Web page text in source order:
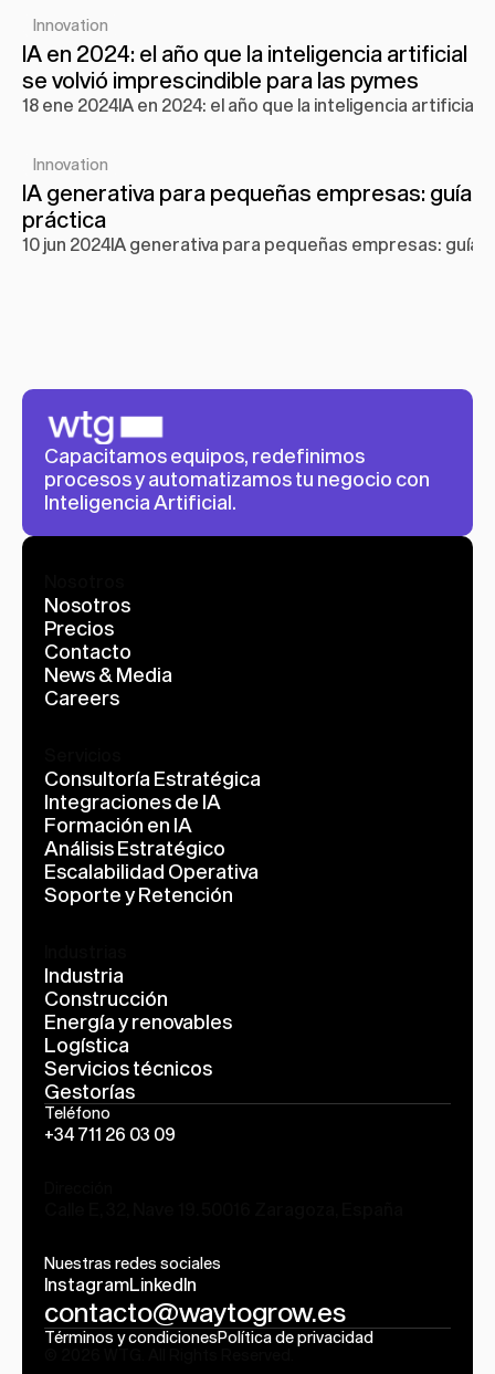
Innovation
IA en 2024: el año que la inteligencia artificial
se volvió imprescindible para las pymes
18 ene 2024IA en 2024: el año que la inteligencia artificial
Innovation
IA generativa para pequeñas empresas: guía
práctica
10 jun 2024IA generativa para pequeñas empresas: guía
Capacitamos equipos, redefinimos
procesos y automatizamos tu negocio con
Inteligencia Artificial.
Nosotros
Precios
Contacto
News & Media
Careers
Consultoría Estratégica
Integraciones de IA
Formación en IA
Análisis Estratégico
Escalabilidad Operativa
Soporte y Retención
Industria
Construcción
Energía y renovables
Logística
Servicios técnicos
Gestorías
contacto@waytogrow.es
Teléfono
+34 711 26 03 09
Nuestras redes sociales
InstagramLinkedIn
Términos y condicionesPolítica de privacidad